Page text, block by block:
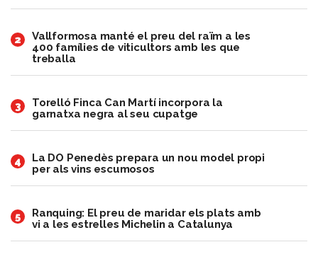
2
​Vallformosa manté el preu del raïm a les
400 famílies de viticultors amb les que
treballa
3
​Torelló Finca Can Martí incorpora la
garnatxa negra al seu cupatge
4
​La DO Penedès prepara un nou model propi
per als vins escumosos
5
Ranquing: El preu de maridar els plats amb
vi a les estrelles Michelin a Catalunya